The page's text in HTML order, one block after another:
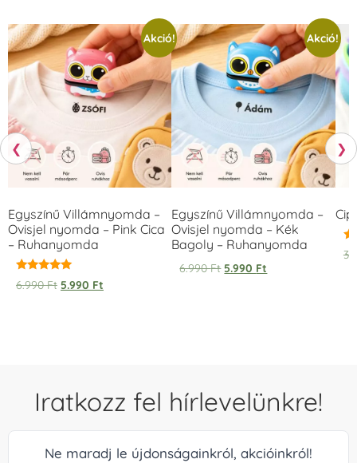
❮
Akció!
Egyszínű Villámnyomda –
Ovisjel nyomda – Pink Cica
– Ruhanyomda
Értékelés:
5.00
6.990Ft 5.990 Ft
Akció!
Egyszínű Villámnyomda –
Ovisjel nyomda – Kék
Bagoly – Ruhanyomda
6.990Ft 5.990 Ft
❯
Iratkozz fel hírlevelünkre!
Ne maradj le újdonságainkról, akcióinkról!